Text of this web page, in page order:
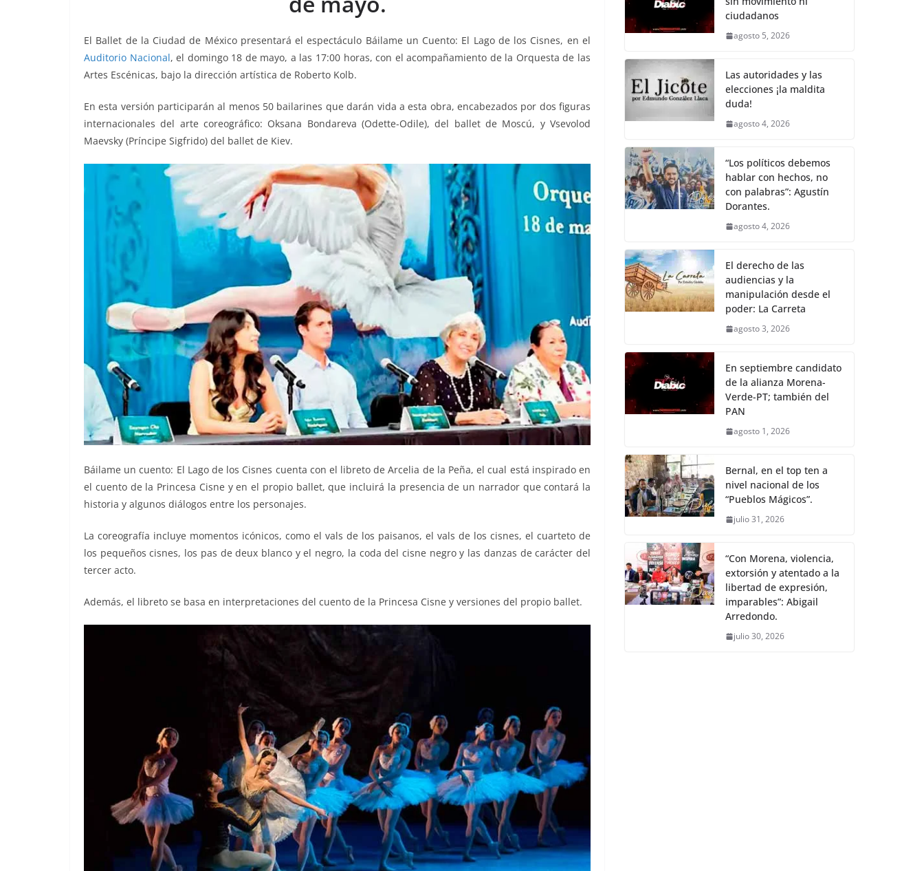
k
El Ballet de la Ciudad de México presentará el espectáculo Báilame un Cuento: El Lago de los Cisnes, en el
Auditorio Nacional, el domingo 18 de mayo, a las 17:00 horas, con el acompañamiento de la Orquesta de las
Artes Escénicas, bajo la dirección artística de Roberto Kolb.
En esta versión participarán al menos 50 bailarines que darán vida a esta obra, encabezados por dos figuras
internacionales del arte coreográfico: Oksana Bondareva (Odette-Odile), del ballet de Moscú, y Vsevolod
Maevsky (Príncipe Sigfrido) del ballet de Kiev.
Báilame un cuento: El Lago de los Cisnes cuenta con el libreto de Arcelia de la Peña, el cual está inspirado en
el cuento de la Princesa Cisne y en el propio ballet, que incluirá la presencia de un narrador que contará la
historia y algunos diálogos entre los personajes.
La coreografía incluye momentos icónicos, como el vals de los paisanos, el vals de los cisnes, el cuarteto de
los pequeños cisnes, los pas de deux blanco y el negro, la coda del cisne negro y las danzas de carácter del
tercer acto.
Además, el libreto se basa en interpretaciones del cuento de la Princesa Cisne y versiones del propio ballet.
b
o
o
k
A
p
Li
n
a
ciudadanos
agosto 5, 2026
Las autoridades y las
elecciones ¡la maldita
duda!
agosto 4, 2026
“Los políticos debemos
hablar con hechos, no
con palabras”: Agustín
Dorantes.
agosto 4, 2026
El derecho de las
audiencias y la
manipulación desde el
poder: La Carreta
agosto 3, 2026
En septiembre candidato
de la alianza Morena-
Verde-PT; también del
PAN
agosto 1, 2026
Bernal, en el top ten a
nivel nacional de los
“Pueblos Mágicos”.
julio 31, 2026
“Con Morena, violencia,
extorsión y atentado a la
libertad de expresión,
imparables”: Abigail
Arredondo.
julio 30, 2026